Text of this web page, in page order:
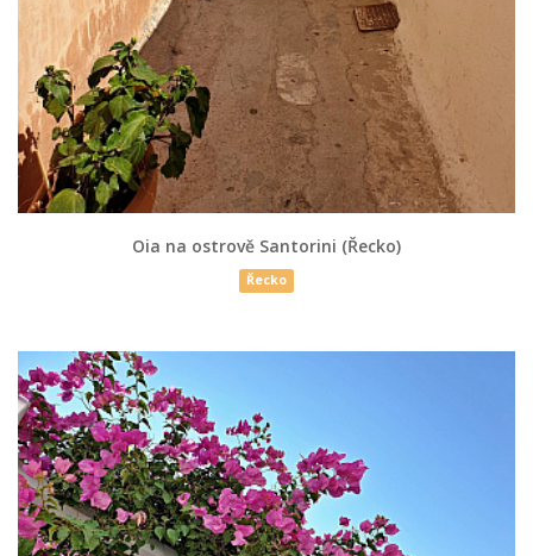
Oia na ostrově Santorini (Řecko)
Řecko